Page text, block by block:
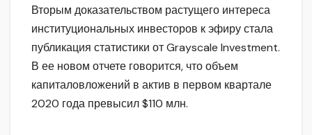
Вторым доказательством растущего интереса
институциональных инвесторов к эфиру стала
публикация статистики от Grayscale Investment.
В ее новом отчете говорится, что объем
капиталовложений в актив в первом квартале
2020 года превысил $110 млн.